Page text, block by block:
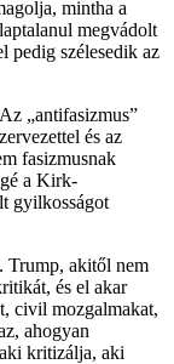
mintha a
megvádolt
pedig szélesedik az
„antifasizmus”
és az
fasizmusnak
a Kirk-
gyilkosságot
Trump, akitől nem
és el akar
civil mozgalmakat,
ahogyan
kritizálja, aki